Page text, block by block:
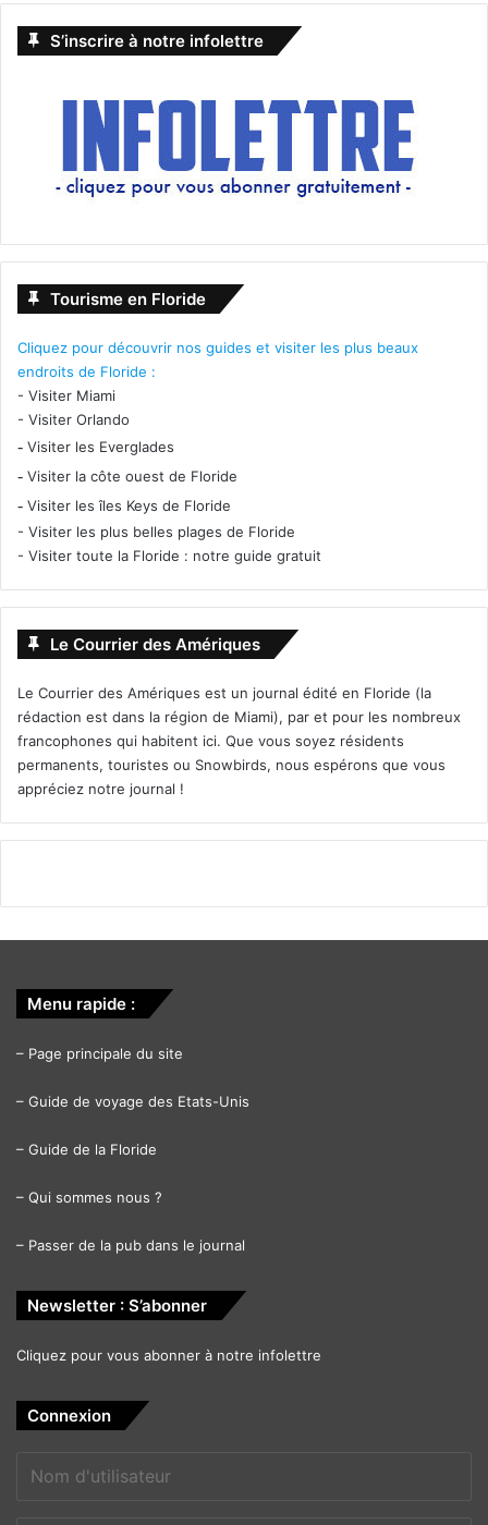
PUBLICITE :
S’inscrire à notre infolettre
Tourisme en Floride
Cliquez pour découvrir nos guides et visiter les plus beaux
endroits de Floride :
- Visiter Miami
- Visiter Orlando
- Visiter les Everglades
- Visiter la côte ouest de Floride
- Visiter les îles Keys de Floride
- Visiter les plus belles plages de Floride
- Visiter toute la Floride : notre guide gratuit
Le Courrier des Amériques
Le Courrier des Amériques est un journal édité en Floride (la
rédaction est dans la région de Miami), par et pour les nombreux
francophones qui habitent ici. Que vous soyez résidents
permanents, touristes ou Snowbirds, nous espérons que vous
appréciez notre journal !
Menu rapide :
– Page principale du site
– Guide de voyage des Etats-Unis
– Guide de la Floride
– Qui sommes nous ?
– Passer de la pub dans le journal
Newsletter : S’abonner
Cliquez pour vous abonner à notre infolettre
Connexion